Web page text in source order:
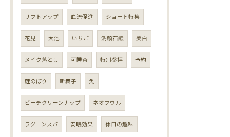
リフトアップ 血流促進 ショート特集
花見 大池 いちご 洗顔石鹸 美白
メイク落とし 可睡斎 特別参拝 予約
鯉のぼり 新舞子 魚
ビーチクリーンナップ ネオフウル
ラグーンスパ 安眠効果 休日の趣味